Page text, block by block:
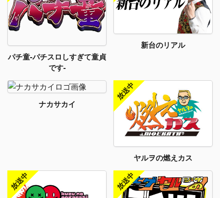
パチ童-パチスロしすぎて童貞
です-
新台のリアル
ナカサカイ
ヤルヲの燃えカス